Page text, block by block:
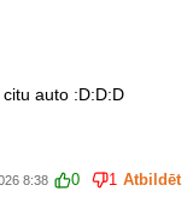
auto :D:D:D
8:38 0 1 Atbildēt